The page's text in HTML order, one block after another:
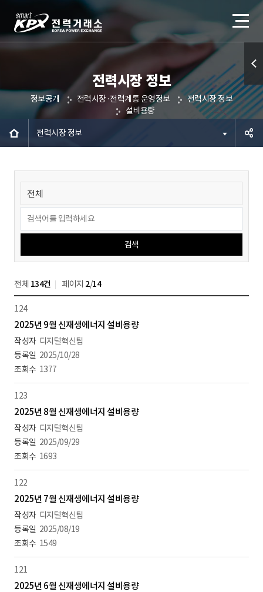
전력시장 정보
정보공개 전력시장·전력계통 운영정보
전력시장 정보
설비용량
전력시장 정보
검색
전체 134건 페이지 2/14
124
2025년 9월 신재생에너지 설비용량
디지털혁신팀
2025/10/28
1377
123
2025년 8월 신재생에너지 설비용량
디지털혁신팀
2025/09/29
1693
122
2025년 7월 신재생에너지 설비용량
디지털혁신팀
2025/08/19
1549
121
2025년 6월 신재생에너지 설비용량
퀵메
뉴 열
기